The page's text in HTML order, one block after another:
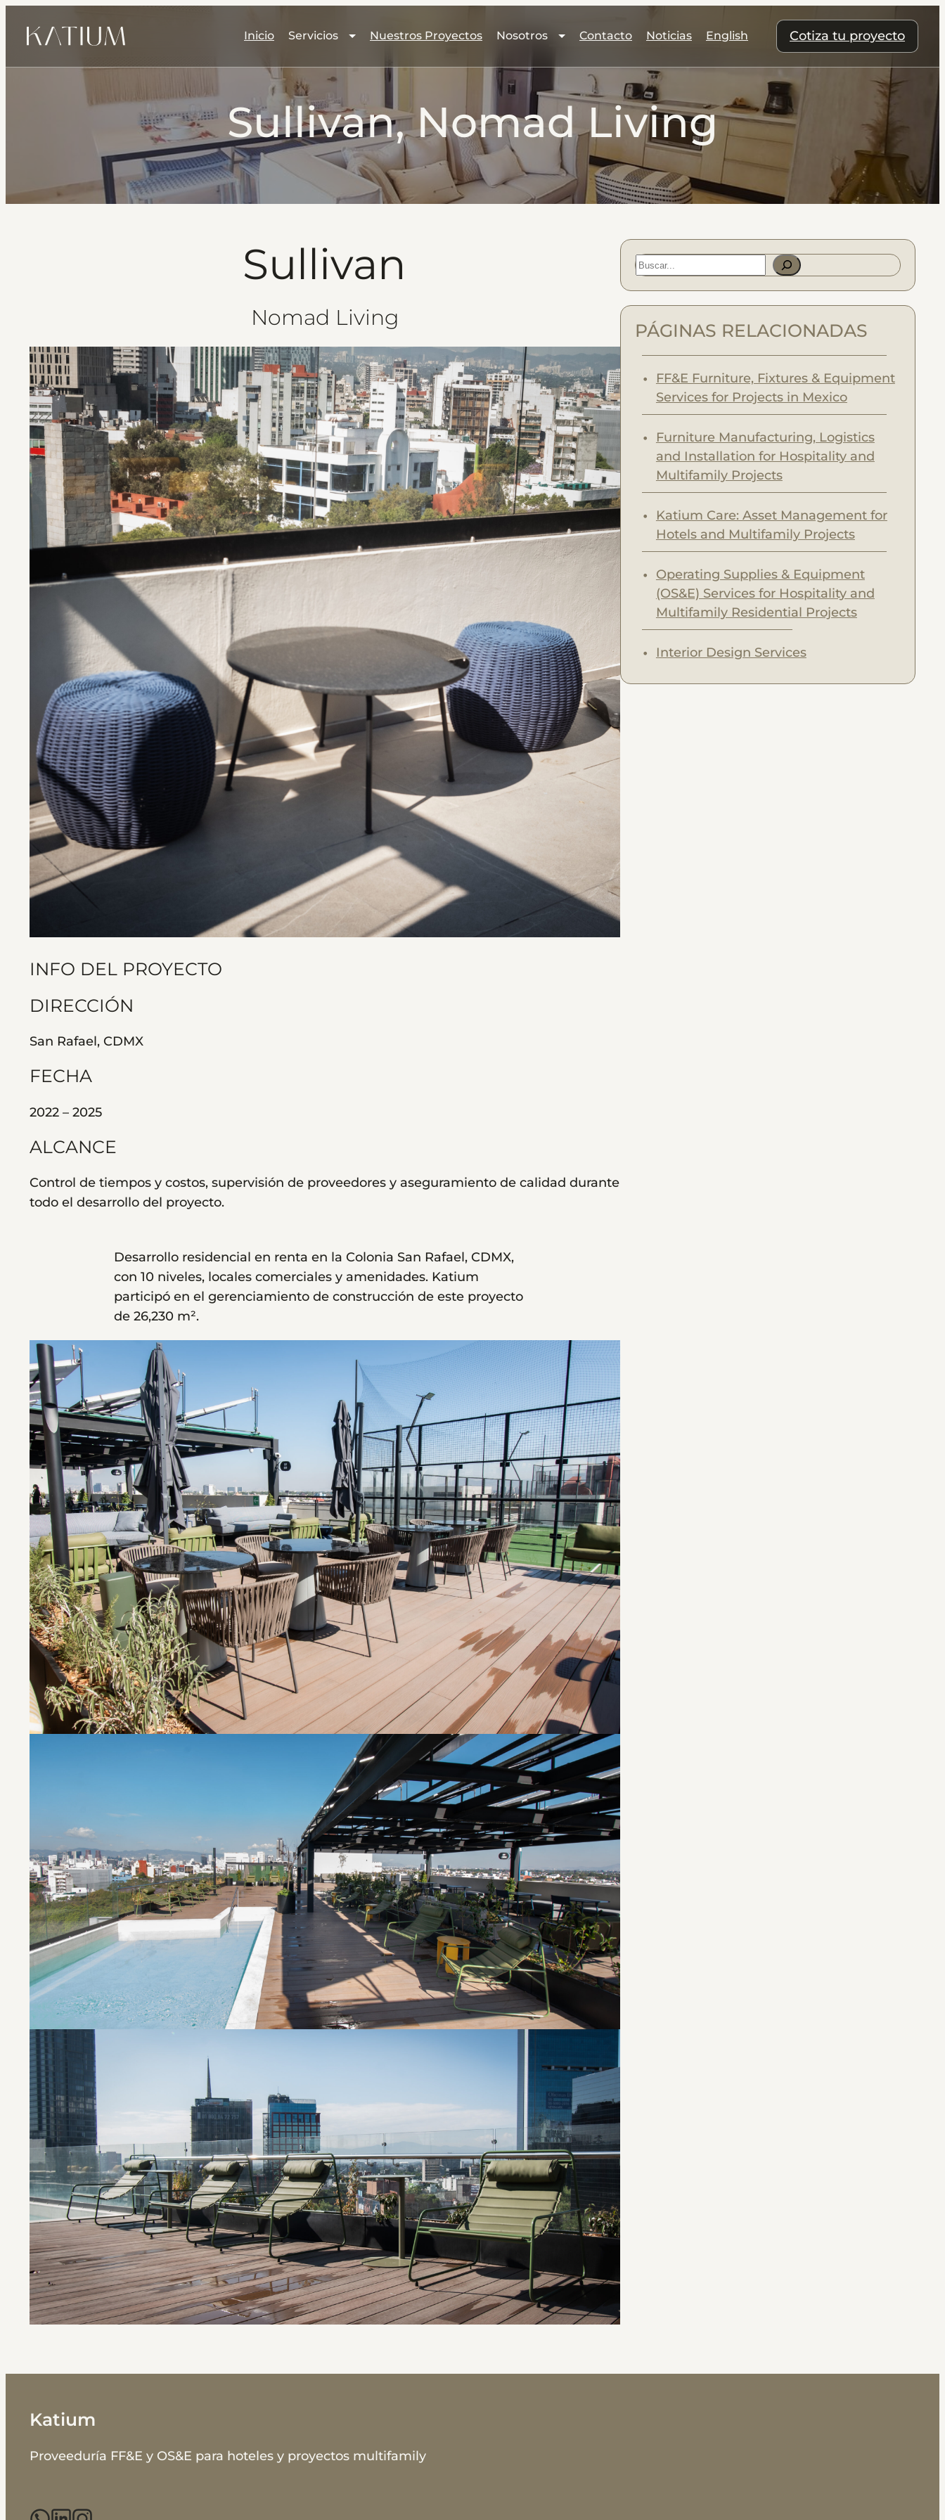
Inicio Servicios Nuestros Proyectos Nosotros Contacto Noticias English Cotiza tu proyecto
Sullivan, Nomad Living
Sullivan
Nomad Living
INFO DEL PROYECTO
DIRECCIÓN
San Rafael, CDMX
FECHA
2022 – 2025
ALCANCE
Control de tiempos y costos, supervisión de proveedores y aseguramiento de calidad durante
todo el desarrollo del proyecto.
Desarrollo residencial en renta en la Colonia San Rafael, CDMX,
con 10 niveles, locales comerciales y amenidades. Katium
participó en el gerenciamiento de construcción de este proyecto
de 26,230 m².
S
c
h
PÁGINAS RELACIONADAS
FF&E Furniture, Fixtures & Equipment
Services for Projects in Mexico
Furniture Manufacturing, Logistics
and Installation for Hospitality and
Multifamily Projects
Katium Care: Asset Management for
Hotels and Multifamily Projects
Operating Supplies & Equipment
(OS&E) Services for Hospitality and
Multifamily Residential Projects
Interior Design Services
Katium
Proveeduría FF&E y OS&E para hoteles y proyectos multifamily